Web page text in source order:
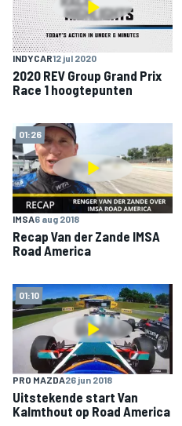
INDYCAR12 jul 2020
2020 REV Group Grand Prix
Race 1 hoogtepunten
01:26
IMSA6 aug 2018
Recap Van der Zande IMSA
Road America
01:10
PRO MAZDA26 jun 2018
Uitstekende start Van
Kalmthout op Road America